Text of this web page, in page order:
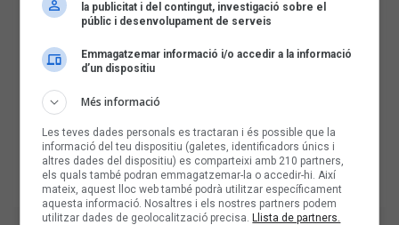
la publicitat i del contingut, investigació sobre el
públic i desenvolupament de serveis
Emmagatzemar informació i/o accedir a la informació
d’un dispositiu
Més informació
Les teves dades personals es tractaran i és possible que la
informació del teu dispositiu (galetes, identificadors únics i
altres dades del dispositiu) es comparteixi amb 210 partners,
els quals també podran emmagatzemar-la o accedir-hi. Així
mateix, aquest lloc web també podrà utilitzar específicament
aquesta informació. Nosaltres i els nostres partners podem
utilitzar dades de geolocalització precisa. Llista de partners.